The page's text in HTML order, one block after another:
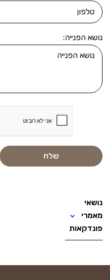
נושא הפנייה:
נושאי
מאמרי
פונדקאות